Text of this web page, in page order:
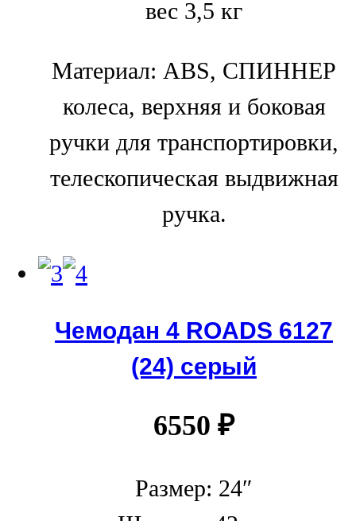
вес 3,5 кг
Материал: ABS, СПИННЕР
колеса, верхняя и боковая
ручки для транспортировки,
телескопическая выдвижная
ручка.
Чемодан 4 ROADS 6127
(24) серый
6550 ₽
Размер: 24″